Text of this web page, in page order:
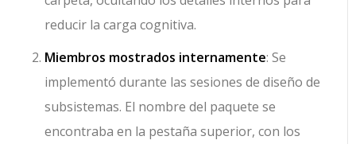
reducir la carga cognitiva.
Miembros mostrados internamente: Se
implementó durante las sesiones de diseño de
subsistemas. El nombre del paquete se
encontraba en la pestaña superior, con los